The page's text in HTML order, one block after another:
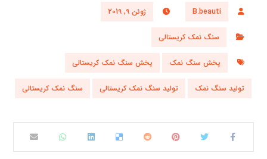
B.beauti ژوئن 9, 2019
سنگ نمک کریستالی
پخش سنگ نمک پخش سنگ نمک کریستالی
تولید سنگ نمک تولید سنگ نمک کریستالی سنگ نمک کریستالی